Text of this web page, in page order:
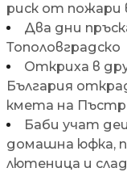
риск от пожари
Два дни
Тополовградско
Откриха в
България
кмета на
Баби учат
домашна юфка,
лютеница и